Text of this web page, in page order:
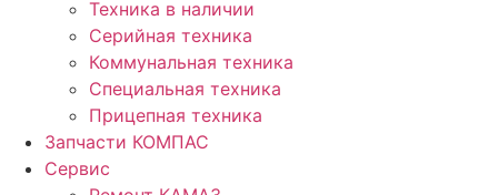
Техника в наличии
Серийная техника
Коммунальная техника
Специальная техника
Прицепная техника
Запчасти КОМПАС
Сервис